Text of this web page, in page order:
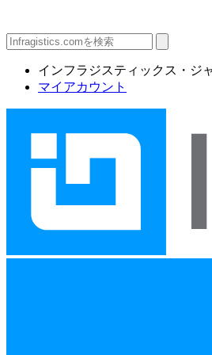
インフラジスティックス・ジ
マイアカウント